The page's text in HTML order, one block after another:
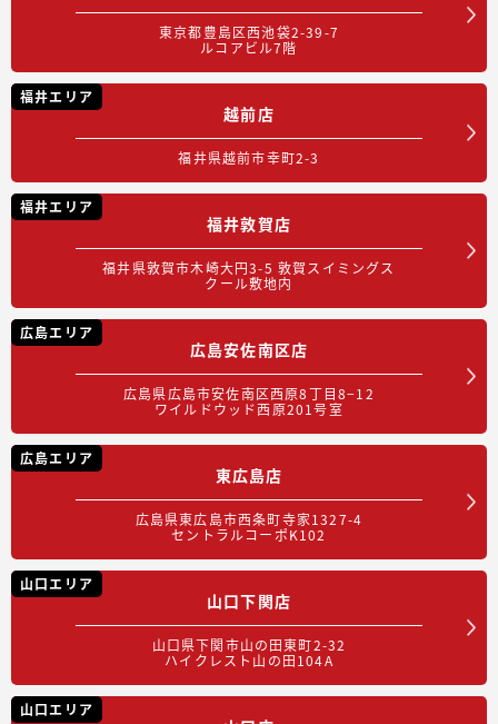
東京都豊島区西池袋2-39-7
ルコアビル7階
福井エリア
越前店
福井県越前市幸町2-3
福井エリア
福井敦賀店
福井県敦賀市木崎大円3-5 敦賀スイミングス
クール敷地内
広島エリア
広島安佐南区店
広島県広島市安佐南区西原8丁目8−12
ワイルドウッド西原201号室
広島エリア
東広島店
広島県東広島市西条町寺家1327-4
セントラルコーポK102
山口エリア
山口下関店
山口県下関市山の田東町2-32
ハイクレスト山の田104A
山口エリア